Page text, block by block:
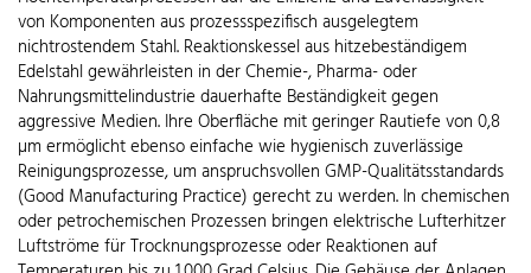
von Komponenten aus prozessspezifisch ausgelegtem
nichtrostendem Stahl. Reaktionskessel aus hitzebeständigem
Edelstahl gewährleisten in der Chemie-, Pharma- oder
Nahrungsmittelindustrie dauerhafte Beständigkeit gegen
aggressive Medien. Ihre Oberfläche mit geringer Rautiefe von 0,8
µm ermöglicht ebenso einfache wie hygienisch zuverlässige
Reinigungsprozesse, um anspruchsvollen GMP-Qualitätsstandards
(Good Manufacturing Practice) gerecht zu werden. In chemischen
oder petrochemischen Prozessen bringen elektrische Lufterhitzer
Luftströme für Trocknungsprozesse oder Reaktionen auf